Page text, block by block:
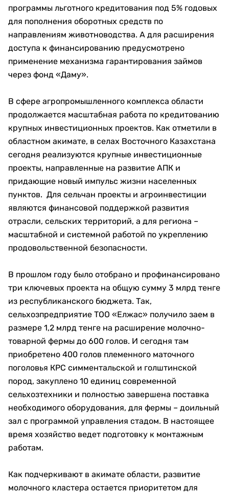
программы льготного кредитования под 5% годовых
для пополнения оборотных средств по
направлениям животноводства. А для расширения
доступа к финансированию предусмотрено
применение механизма гарантирования займов
через фонд «Даму».
В сфере агропромышленного комплекса области
продолжается масштабная работа по кредитованию
крупных инвестиционных проектов. Как отметили в
областном акимате, в селах Восточного Казахстана
сегодня реализуются крупные инвестиционные
проекты, направленные на развитие АПК и
придающие новый импульс жизни населенных
пунктов. Для сельчан проекты и агроинвестиции
являются финансовой поддержкой развития
отрасли, сельских территорий, а для региона –
масштабной и системной работой по укреплению
продовольственной безопасности.
В прошлом году было отобрано и профинансировано
три ключевых проекта на общую сумму 3 млрд тенге
из республиканского бюджета. Так,
сельхозпредприятие ТОО «Елжас» получило заем в
размере 1,2 млрд тенге на расширение молочно-
товарной фермы до 600 голов. И сегодня там
приобретено 400 голов племенного маточного
поголовья КРС симментальской и голштинской
пород, закуплено 10 единиц современной
сельхозтехники и полностью завершена поставка
необходимого оборудования, для фермы – доильный
зал с программой управления стадом. В настоящее
время хозяйство ведет подготовку к монтажным
работам.
Как подчеркивают в акимате области, развитие
молочного кластера остается приоритетом для